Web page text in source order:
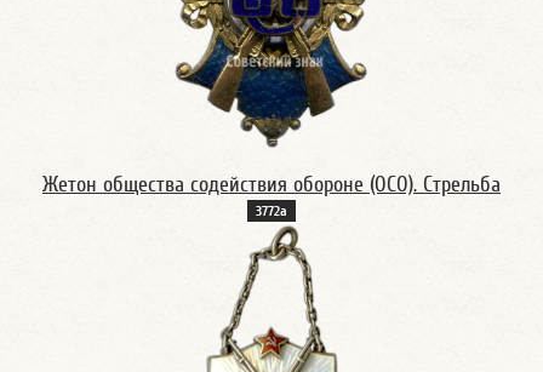
Жетон общества содействия обороне (ОСО). Стрельба
3772а